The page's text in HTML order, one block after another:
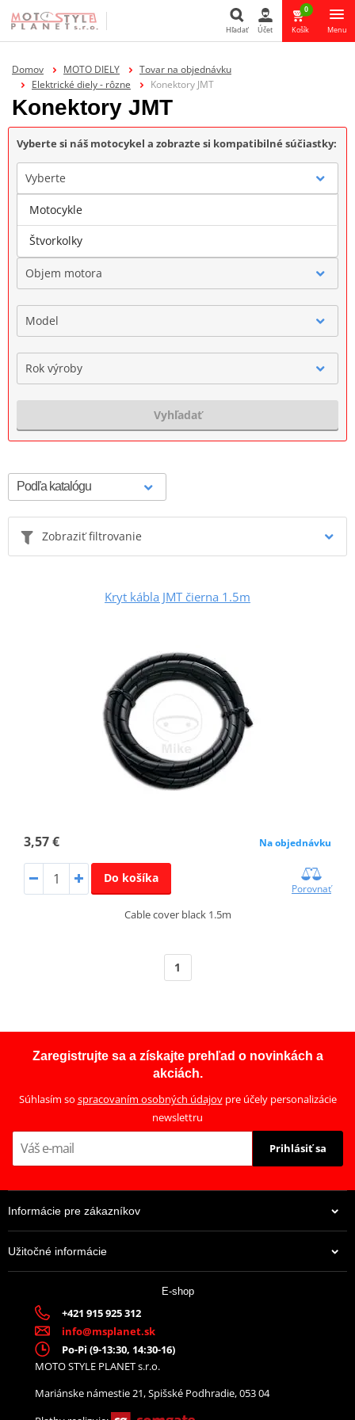
Hľadať Účet
0
Košík Menu
Domov MOTO DIELY
Tovar na objednávku
Elektrické diely - rôzne
Konektory JMT
Konektory JMT
Vyberte si náš motocykel a zobrazte si kompatibilné súčiastky:
Vyberte
Značka
Objem motora
Model
Rok výroby
Vyhľadať
Zobraziť filtrovanie
Kryt kábla JMT čierna 1.5m
3,57 € Na objednávku
Do košíka
Porovnať
Cable cover black 1.5m
1
Zaregistrujte sa a získajte prehľad o novinkách a
akciách.
Súhlasím so spracovaním osobných údajovpre účely personalizácie
newslettru
Prihlásiť sa
Informácie pre zákazníkov
Užitočné informácie
E-shop
+421 915 925 312
info@msplanet.sk
Po-Pi (9-13:30, 14:30-16)
MOTO STYLE PLANET s.r.o.
Mariánske námestie 21, Spišské Podhradie, 053 04
Motocykle
Štvorkolky